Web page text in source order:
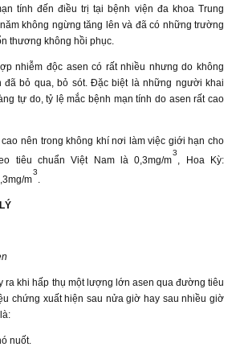
tính đến điều trị tại bệnh viện đa khoa Trung
không ngừng tăng lên và đã có những trường
thương không hồi phục.
nhiễm độc asen có rất nhiều nhưng do không
đã bỏ qua, bỏ sót. Đặc biệt là những người khai
tự do, tỷ lệ mắc bệnh mạn tính do asen rất cao
nên trong không khí nơi làm việc giới hạn cho
tiêu chuẩn Việt Nam là 0,3mg/m
3
, Hoa Kỳ:
m
3
.
ra khi hấp thụ một lượng lớn asen qua đường tiêu
chứng xuất hiện sau nửa giờ hay sau nhiều giờ
nuốt.